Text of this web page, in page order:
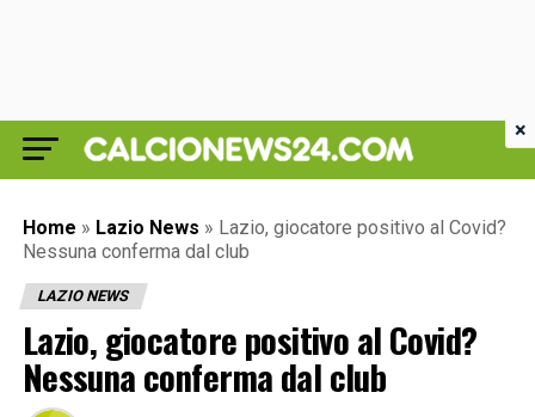
Home » Lazio News » Lazio, giocatore positivo al Covid?
Nessuna conferma dal club
LAZIO NEWS
Lazio, giocatore positivo al Covid?
Nessuna conferma dal club
×